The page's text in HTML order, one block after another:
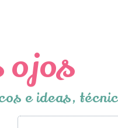
ojos
e ideas,